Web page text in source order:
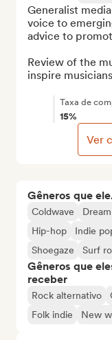
Gêneros que
Coldwave
Hip-hop
Indie
Shoegaze
Surf
Gêneros que
receber
Rock alternativo
Folk indie
New
Generalist
voice to
advice to
Review of the
inspire
Taxa de
15%
Ver